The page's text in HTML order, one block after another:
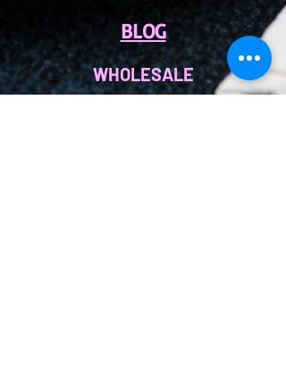
BLOG
WHOLESALE